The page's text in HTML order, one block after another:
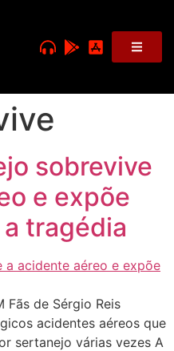
sobrevive
e expõe
tragédia
Fãs de Sérgio Reis
acidentes aéreos que
sertanejo várias vezes A